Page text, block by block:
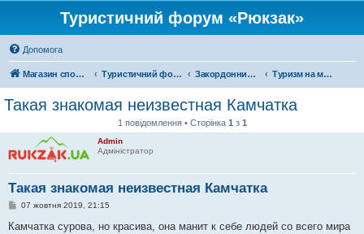
Туристичний форум «Рюкзак»
Допомога
Магазин спорядження Туристичний форум «Рюкзак» Закордонний туризм Туризм на московії
Такая знакомая неизвестная Камчатка
1 повідомлення • Сторінка 1 з 1
Admin
Адміністратор
Такая знакомая неизвестная Камчатка
П
в
07 жовтня 2019, 21:15
Камчатка сурова, но красива, она манит к себе людей со всего мира